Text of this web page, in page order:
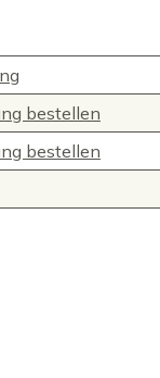
bestellen
bestellen